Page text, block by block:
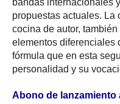
bandas internacionales
propuestas actuales. La
cocina de autor,
elementos diferenciales
fórmula que en esta
personalidad y su
Abono de lanzamiento